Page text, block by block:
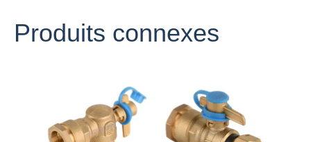
Produits connexes